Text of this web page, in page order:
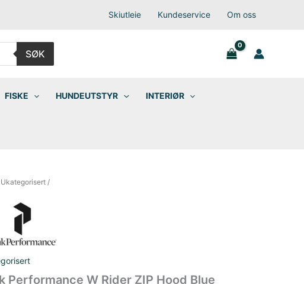
Skiutleie Kundeservice Om oss
SØK
FISKE HUNDEUTSTYR INTERIØR
Ukategorisert/
Performance W Rider ZIP Hood Blue